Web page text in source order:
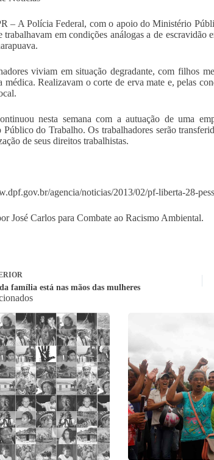
– A Polícia Federal, com o apoio do Ministério
trabalhavam em condições análogas a de
viviam em situação degradante, com filhos
médica. Realizavam o corte de erva mate e, pelas
nesta semana com a autuação de uma
do Trabalho. Os trabalhadores serão
de seus direitos trabalhistas.
agencia/noticias/2013/02/pf-liberta-28-
José Carlos para Combate ao Racismo Ambiental.
família está nas mãos das mulheres